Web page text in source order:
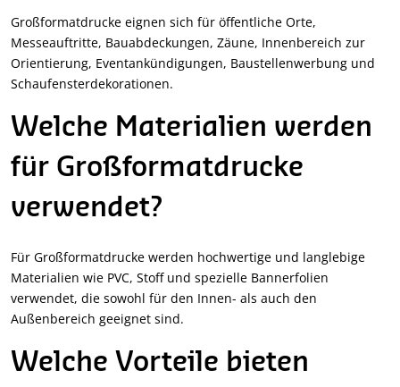
Großformatdrucke eignen sich für öffentliche Orte,
Messeauftritte, Bauabdeckungen, Zäune, Innenbereich zur
Orientierung, Eventankündigungen, Baustellenwerbung und
Schaufensterdekorationen.
Welche Materialien werden
für Großformatdrucke
verwendet?
Für Großformatdrucke werden hochwertige und langlebige
Materialien wie PVC, Stoff und spezielle Bannerfolien
verwendet, die sowohl für den Innen- als auch den
Außenbereich geeignet sind.
Welche Vorteile bieten